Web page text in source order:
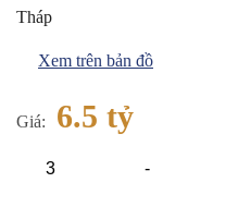
Tháp
Xem trên bản đồ
Giá: 6.5 tỷ
3 -